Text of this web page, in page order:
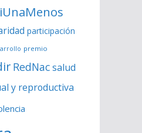
participación
premio
RedNacsalud
y reproductiva